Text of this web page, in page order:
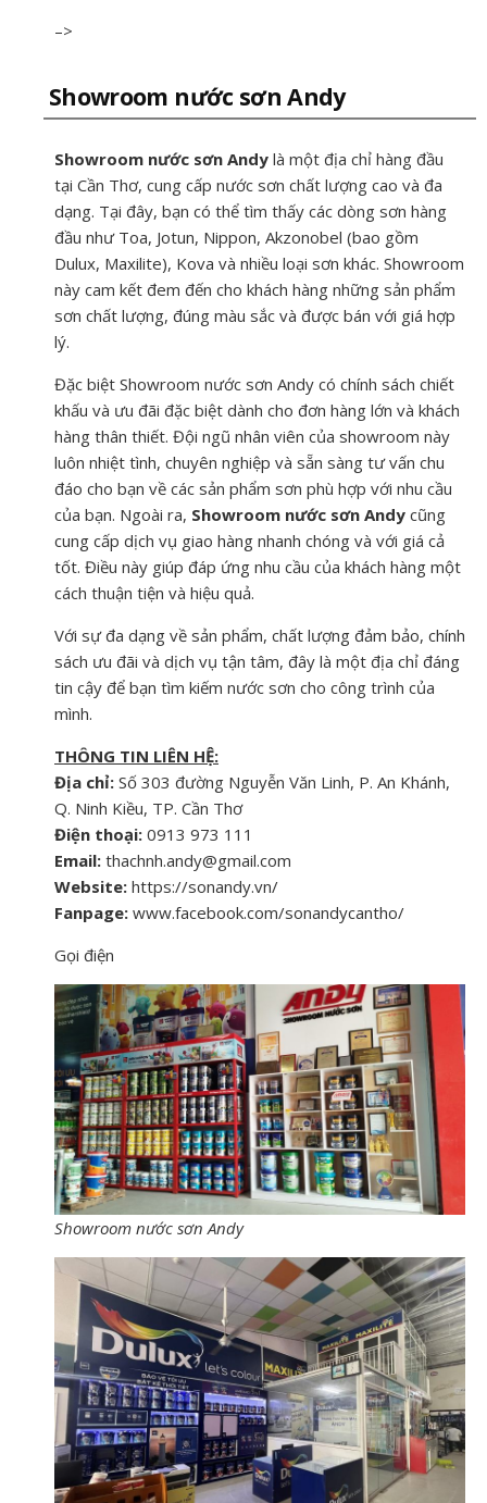
–>
Showroom nước sơn Andy
Showroom nước sơn Andy là một địa chỉ hàng đầu
tại Cần Thơ, cung cấp nước sơn chất lượng cao và đa
dạng. Tại đây, bạn có thể tìm thấy các dòng sơn hàng
đầu như Toa, Jotun, Nippon, Akzonobel (bao gồm
Dulux, Maxilite), Kova và nhiều loại sơn khác. Showroom
này cam kết đem đến cho khách hàng những sản phẩm
sơn chất lượng, đúng màu sắc và được bán với giá hợp
lý.
Đặc biệt Showroom nước sơn Andy có chính sách chiết
khấu và ưu đãi đặc biệt dành cho đơn hàng lớn và khách
hàng thân thiết. Đội ngũ nhân viên của showroom này
luôn nhiệt tình, chuyên nghiệp và sẵn sàng tư vấn chu
đáo cho bạn về các sản phẩm sơn phù hợp với nhu cầu
của bạn. Ngoài ra, Showroom nước sơn Andy cũng
cung cấp dịch vụ giao hàng nhanh chóng và với giá cả
tốt. Điều này giúp đáp ứng nhu cầu của khách hàng một
cách thuận tiện và hiệu quả.
Với sự đa dạng về sản phẩm, chất lượng đảm bảo, chính
sách ưu đãi và dịch vụ tận tâm, đây là một địa chỉ đáng
tin cậy để bạn tìm kiếm nước sơn cho công trình của
mình.
THÔNG TIN LIÊN HỆ:
Địa chỉ: Số 303 đường Nguyễn Văn Linh, P. An Khánh,
Q. Ninh Kiều, TP. Cần Thơ
Điện thoại: 0913 973 111
Email: thachnh.andy@gmail.com
Website: https://sonandy.vn/
Fanpage: www.facebook.com/sonandycantho/
Gọi điện
Showroom nước sơn Andy